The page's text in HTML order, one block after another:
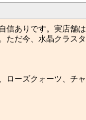
信ありです。実店舗は
ただ今、水晶クラスタ
ローズクォーツ、チャ